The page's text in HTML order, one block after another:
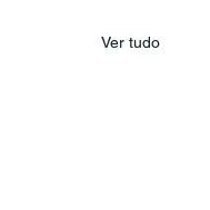
Ver tudo